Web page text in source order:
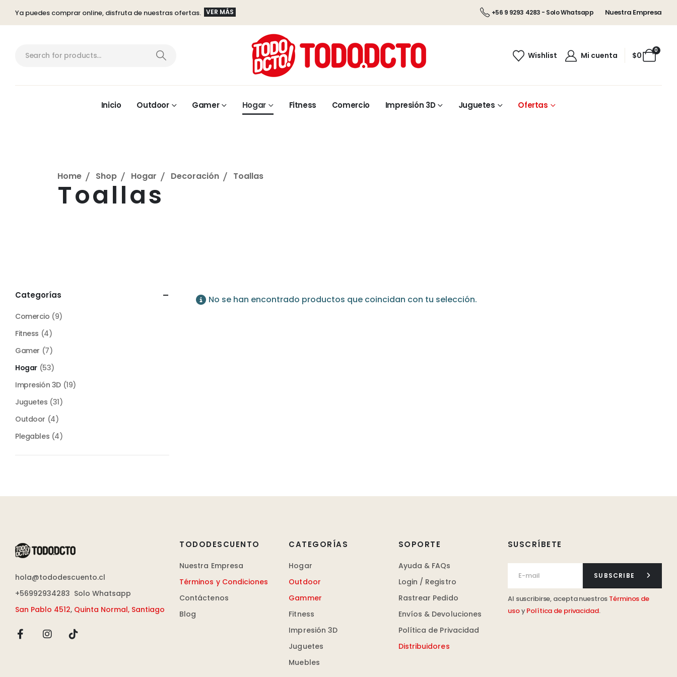
Ya puedes comprar online, disfruta de nuestras ofertas. VER MÁS +56 9 9293 4283 - Solo Whatsapp Nuestra Empresa
Wishlist Mi cuenta
0
$0
Inicio Outdoor Gamer Hogar Fitness Comercio Impresión 3D Juguetes Ofertas
Home Shop Hogar Decoración Toallas
Toallas
No se han encontrado productos que coincidan con tu selección.
Categorías
Comercio (9)
Fitness (4)
Gamer (7)
Hogar (53)
Impresión 3D (19)
Juguetes (31)
Outdoor (4)
Plegables (4)
hola@tododescuento.cl
+56992934283 Solo Whatsapp
San Pablo 4512, Quinta Normal, Santiago
SUSCRÍBETE
SUBSCRIBE
Al suscribirse, acepta nuestros Términos de
usoyPolítica de privacidad.
TODODESCUENTO
Nuestra Empresa
Términos y Condiciones
Contáctenos
Blog
CATEGORÍAS
Hogar
Outdoor
Gammer
Fitness
Impresión 3D
Juguetes
Muebles
SOPORTE
Ayuda & FAQs
Login / Registro
Rastrear Pedido
Envíos & Devoluciones
Política de Privacidad
Distribuidores